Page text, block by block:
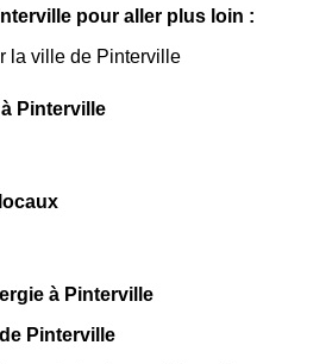
pour aller plus loin :
la ville de Pinterville
Pinterville
à Pinterville
Pinterville